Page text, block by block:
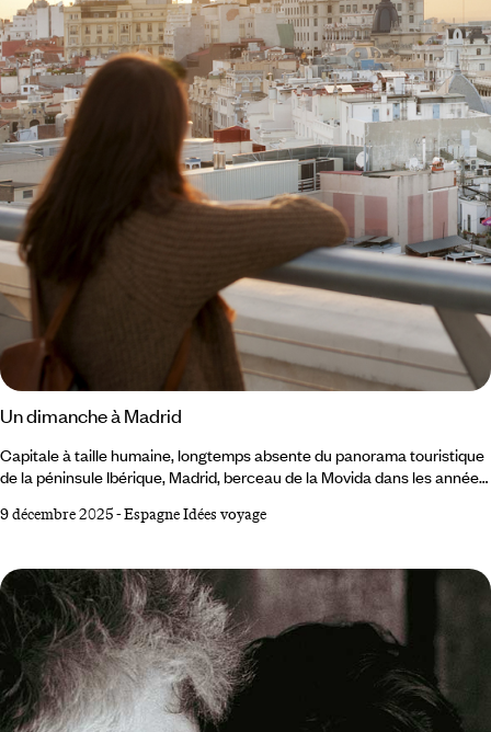
Un dimanche à Madrid
Capitale à taille humaine, longtemps absente du panorama touristique
de la péninsule Ibérique, Madrid, berceau de la Movida dans les années
jour. Dimanche matin au sud de la capitale. Dans le parc Lineal del
et soufflent entre les oliveraies bordant la rivière. Sur la pelouse de la
Pradera, les jeunes Gatos (surnom des Madrilènes) tapent le ballon, un
maillot blanc floqué du numéro de leur idole.
9 décembre 2025-Espagne Idées voyage